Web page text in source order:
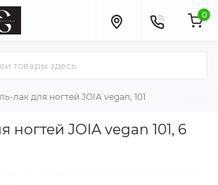
0
лак для ногтей JOIA vegan, 101
ногтей JOIA vegan 101, 6